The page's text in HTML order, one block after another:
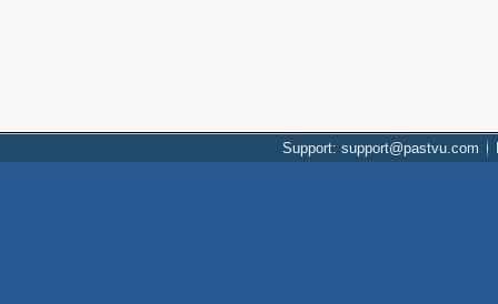
Support: support@pastvu.com